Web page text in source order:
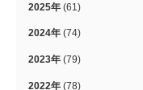
2025年 (61)
2024年 (74)
2023年 (79)
2022年 (78)